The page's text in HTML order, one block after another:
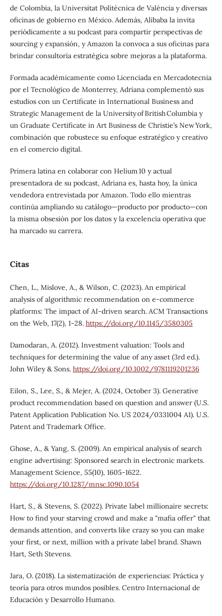
de Colombia, la Universitat Politècnica de València y diversas
oficinas de gobierno en México. Además, Alibaba la invita
periódicamente a su podcast para compartir perspectivas de
sourcing y expansión, y Amazon la convoca a sus oficinas para
brindar consultoría estratégica sobre mejoras a la plataforma.
Formada académicamente como Licenciada en Mercadotecnia
por el Tecnológico de Monterrey, Adriana complementó sus
estudios con un Certificate in International Business and
Strategic Management de la University of British Columbia y
un Graduate Certificate in Art Business de Christie’s New York,
combinación que robustece su enfoque estratégico y creativo
en el comercio digital.
Primera latina en colaborar con Helium 10 y actual
presentadora de su podcast, Adriana es, hasta hoy, la única
vendedora entrevistada por Amazon. Todo ello mientras
continúa ampliando su catálogo—producto por producto—con
la misma obsesión por los datos y la excelencia operativa que
ha marcado su carrera.
Citas
Chen, L., Mislove, A., & Wilson, C. (2023). An empirical
analysis of algorithmic recommendation on e-commerce
platforms: The impact of AI-driven search. ACM Transactions
on the Web, 17(2), 1-28. https://doi.org/10.1145/3580305
Damodaran, A. (2012). Investment valuation: Tools and
techniques for determining the value of any asset (3rd ed.).
John Wiley & Sons. https://doi.org/10.1002/9781119201236
Eilon, S., Lee, S., & Mejer, A. (2024, October 3). Generative
product recommendation based on question and answer (U.S.
Patent Application Publication No. US 2024/0331004 A1). U.S.
Patent and Trademark Office.
Ghose, A., & Yang, S. (2009). An empirical analysis of search
engine advertising: Sponsored search in electronic markets.
Management Science, 55(10), 1605-1622.
https://doi.org/10.1287/mnsc.1090.1054
Hart, S., & Stevens, S. (2022). Private label millionaire secrets:
How to find your starving crowd and make a "mafia offer" that
demands attention, and converts like crazy so you can make
your first, or next, million with a private label brand. Shawn
Hart, Seth Stevens.
Jara, O. (2018). La sistematización de experiencias: Práctica y
teoría para otros mundos posibles. Centro Internacional de
Educación y Desarrollo Humano.